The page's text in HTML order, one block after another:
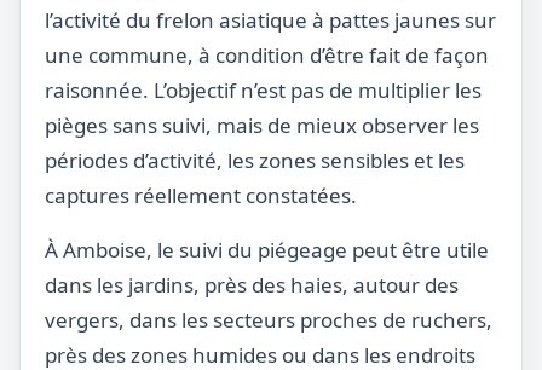
l’activité du frelon asiatique à pattes jaunes sur
une commune, à condition d’être fait de façon
raisonnée. L’objectif n’est pas de multiplier les
pièges sans suivi, mais de mieux observer les
périodes d’activité, les zones sensibles et les
captures réellement constatées.
À Amboise, le suivi du piégeage peut être utile
dans les jardins, près des haies, autour des
vergers, dans les secteurs proches de ruchers,
près des zones humides ou dans les endroits